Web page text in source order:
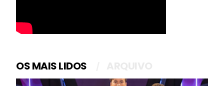
OS MAIS LIDOS